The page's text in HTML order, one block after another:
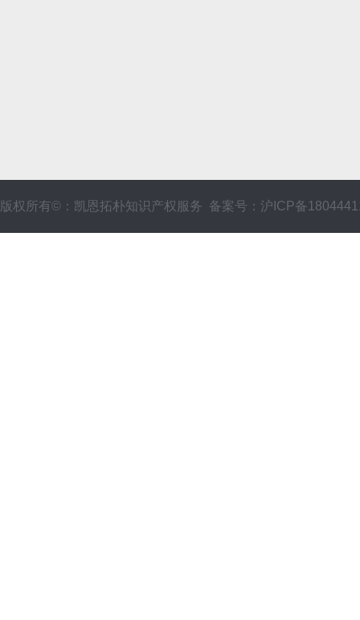
版权所有©：凯恩拓朴知识产权服务 备案号：沪ICP备